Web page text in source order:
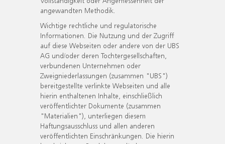
angewandten Methodik.
Wichtige rechtliche und regulatorische
Informationen. Die Nutzung und der Zugriff
auf diese Webseiten oder andere von der UBS
AG und/oder deren Tochtergesellschaften,
verbundenen Unternehmen oder
Zweigniederlassungen (zusammen "UBS")
bereitgestellte verlinkte Webseiten und alle
hierin enthaltenen Inhalte, einschließlich
veröffentlichter Dokumente (zusammen
"Materialien"), unterliegen diesem
Haftungsausschluss und allen anderen
veröffentlichten Einschränkungen. Die hierin